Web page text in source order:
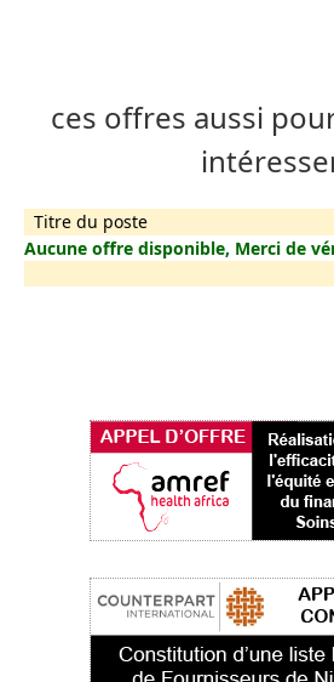
ces offres aussi
Titre du poste
Aucune offre disponible, Merci de